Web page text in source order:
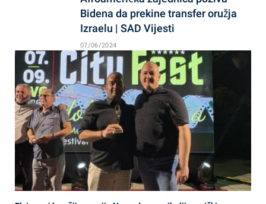
Bidena da prekine transfer oružja
Izraelu | SAD Vijesti
07/06/2024